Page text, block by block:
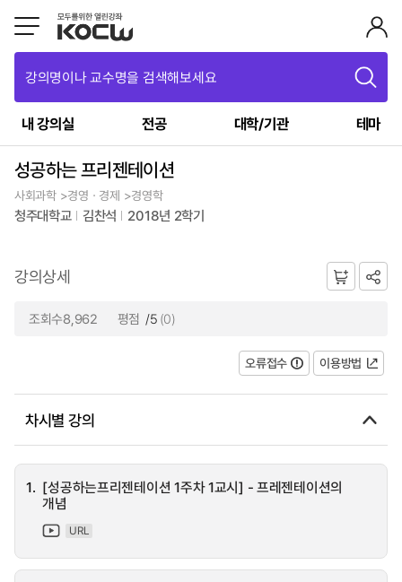
강의명이나 교수명을 검색해보세요
내 강의실 전공 대학/기관 테마
성공하는 프리젠테이션
사회과학 >경영ㆍ경제 >경영학
청주대학교 김찬석 2018년 2학기
강의상세
조회수8,962 평점 /5 (0)
오류접수 이용방법
차시별 강의
1. [성공하는프리젠테이션 1주차 1교시] - 프레젠테이션의
개념
URL